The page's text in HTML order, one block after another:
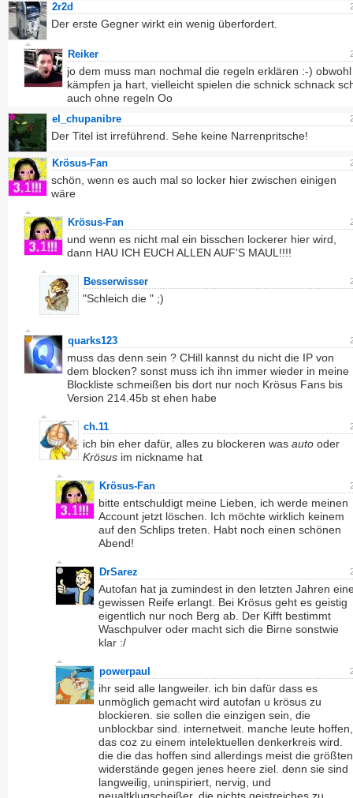
2r2d
Der erste Gegner wirkt ein wenig überfordert.
Reiker
jo dem muss man nochmal die regeln erklären :-)
kämpfen ja hart, vielleicht spielen die schnick schnack
auch ohne regeln Oo
el_chupanibre
Der Titel ist irreführend. Sehe keine Narrenpritsche!
Krösus-Fan
schön, wenn es auch mal so locker hier zwischen einigen
wäre
Krösus-Fan
und wenn es nicht mal ein bisschen lockerer hier wird,
dann HAU ICH EUCH ALLEN AUF'S MAUL!!!!
Besserwisser
"Schleich die " ;)
quarks123
muss das denn sein ? CHill kannst du nicht die IP von
dem blocken? sonst muss ich ihn immer wieder in meine
Blockliste schmeißen bis dort nur noch Krösus Fans bis
Version 214.45b st ehen habe
ch.11
ich bin eher dafür, alles zu blockeren was auto oder
Krösus im nickname hat
Krösus-Fan
bitte entschuldigt meine Lieben, ich werde meinen
Account jetzt löschen. Ich möchte wirklich keinem
auf den Schlips treten. Habt noch einen schönen
Abend!
DrSarez
Autofan hat ja zumindest in den letzten Jahren
gewissen Reife erlangt. Bei Krösus geht es geistig
eigentlich nur noch Berg ab. Der Kifft bestimmt
Waschpulver oder macht sich die Birne sonstwie
klar :/
powerpaul
ihr seid alle langweiler. ich bin dafür dass es
unmöglich gemacht wird autofan u krösus zu
blockieren. sie sollen die einzigen sein, die
unblockbar sind. internetweit. manche leute hoffen,
das coz zu einem intelektuellen denkerkreis wird.
die die das hoffen sind allerdings meist die größten
widerstände gegen jenes heere ziel. denn sie sind
langweilig, uninspiriert, nervig, und